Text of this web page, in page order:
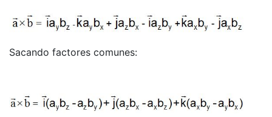
Sacando factores comunes: